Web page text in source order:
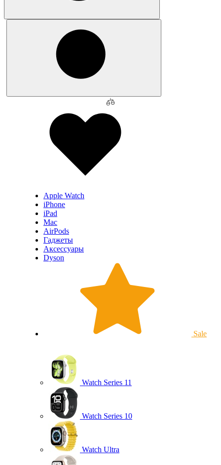
Apple Watch
iPhone
iPad
Mac
AirPods
Гаджеты
Аксессуары
Dyson
Sale
Watch Series 11
Watch Series 10
Watch Ultra